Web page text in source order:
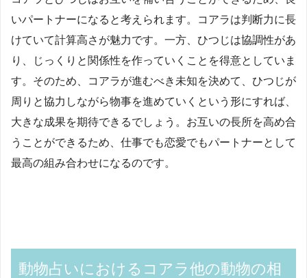
いパートナーになると考えられます。コアラは判断力に長
けていて計算高さが魅力です。一方、ひつじは協調性があ
り、じっくりと関係性を作っていくことを得意としていま
す。そのため、コアラが進むべき未知を決めて、ひつじが
周りと協力しながら物事を進めていくという形にすれば、
大きな成果を期待できるでしょう。お互いの長所を高め合
うことができるため、仕事でも恋愛でもパートナーとして
最高の組み合わせになるのです。
動物占いにおけるコアラ他の動物の相